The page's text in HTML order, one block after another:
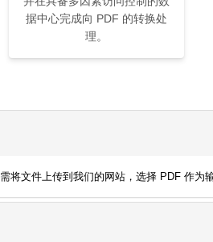
据中心完成向 PDF 的转换处
理。
文件上传到我们的网站，选择 PDF 作为